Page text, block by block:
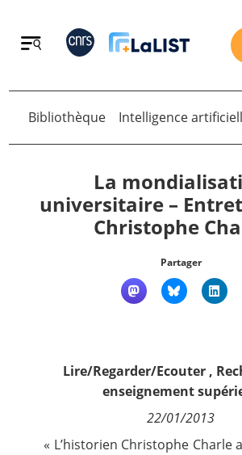
Retour
Contact
Retour
Bibliothèque Intelligence
La
universitaire –
Christophe
Partager
Lire/Regarder/Ecouter,
enseignement
22/01/2013
« L’historien Christophe Charle